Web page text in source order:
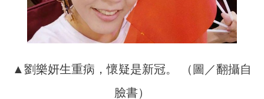
▲劉樂妍生重病，懷疑是新冠。 （圖／翻攝自
臉書）